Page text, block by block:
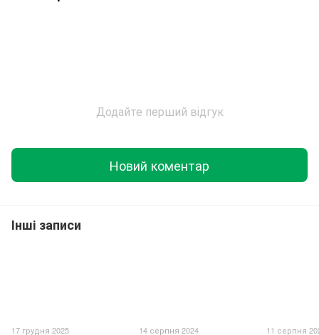
Додайте перший відгук
Новий коментар
Інші записи
17 грудня 2025 14 серпня 2024 11 серпня